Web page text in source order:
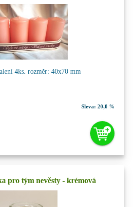
4ks. rozměr: 40x70 mm
Sleva: 20,0 %
pro tým nevěsty - krémová